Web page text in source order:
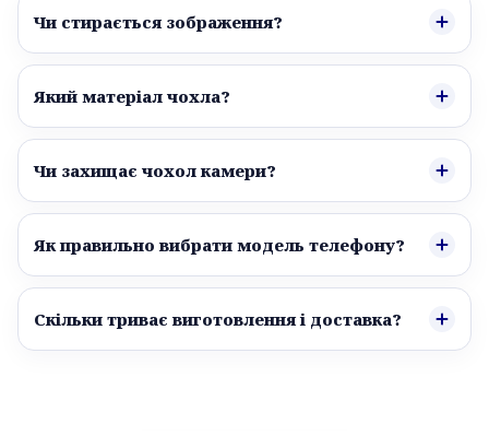
Чи стирається зображення?
Який матеріал чохла?
Чи захищає чохол камери?
Як правильно вибрати модель телефону?
Скільки триває виготовлення і доставка?